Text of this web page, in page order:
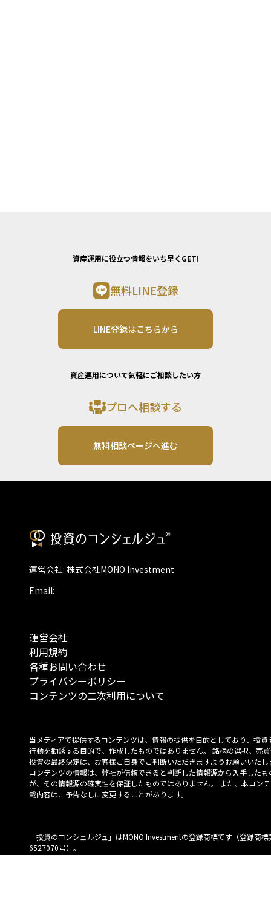
資産運用に役立つ情報をいち早くGET!
無料LINE登録
LINE登録はこちらから
資産運用について気軽にご相談したい方
プロへ相談する
無料相談ページへ進む
運営会社: 株式会社MONO Investment
Email:
運営会社
利用規約
各種お問い合わせ
プライバシーポリシー
コンテンツの二次利用について
当メディアで提供するコンテンツは、情報の提供を目的としており、投資
行動を勧誘する目的で、作成したものではありません。 銘柄の選択、売
投資の最終決定は、お客様ご自身でご判断いただきますようお願いいたし
コンテンツの情報は、弊社が信頼できると判断した情報源から入手したも
が、その情報源の確実性を保証したものではありません。 また、本コン
載内容は、予告なしに変更することがあります。
「投資のコンシェルジュ」はMONO Investmentの登録商標です（登録商標
6527070号）。